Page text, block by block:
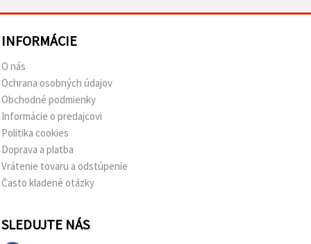
INFORMÁCIE
O nás
Ochrana osobných údajov
Obchodné podmienky
Informácie o predajcovi
Politika cookies
Doprava a platba
Vrátenie tovaru a odstúpenie
Často kladené otázky
SLEDUJTE NÁS